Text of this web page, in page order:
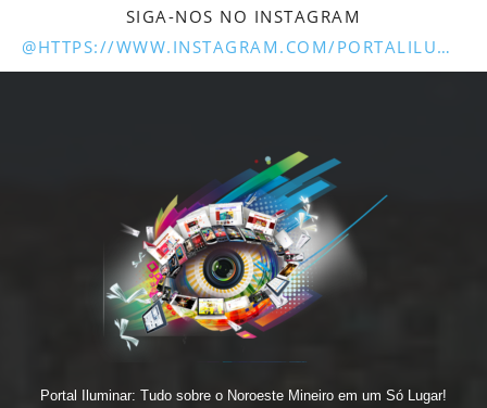
SIGA-NOS NO INSTAGRAM
@HTTPS://WWW.INSTAGRAM.COM/PORTALILUMINARUNAI/
Portal Iluminar: Tudo sobre o Noroeste Mineiro em um Só Lugar!